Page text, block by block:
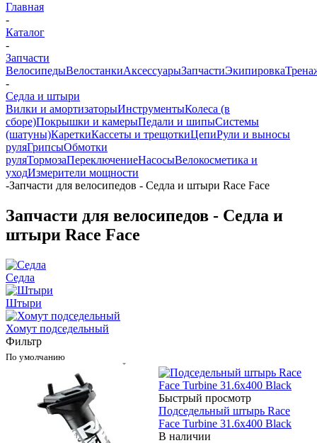
Главная
-
Каталог
-
Запчасти
ВелосипедыВелостанкиАксессуарыЗапчастиЭкипировка
-
Седла и штыри
Вилки и амортизаторыИнструментыКолеса (в
сборе)Покрышки и камерыПедали и шипыСистемы
(шатуны)КареткиКассеты и трещоткиЦепиРули и выносы
руляГрипсыОбмотки
руляТормозаПереключениеНасосыВелокосметика и
уходИзмерители мощности
-Запчасти для велосипедов - Седла и штыри Race Face
Запчасти для велосипедов - Седла и
штыри Race Face
Седла
Штыри
Хомут подседельный
Фильтр
По умолчанию
Быстрый просмотр
Подседельный штырь Race
Face Turbine 31.6x400 Black
В наличии